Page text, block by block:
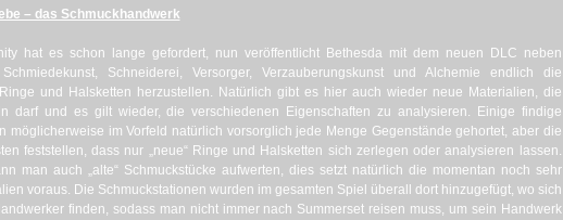
– das Schmuckhandwerk
hat es schon lange gefordert, nun veröffentlicht Bethesda mit dem neuen DLC neben
Schmiedekunst, Schneiderei, Versorger, Verzauberungskunst und Alchemie endlich die
und Halsketten herzustellen. Natürlich gibt es hier auch wieder neue Materialien, die
darf und es gilt wieder, die verschiedenen Eigenschaften zu analysieren. Einige findige
möglicherweise im Vorfeld natürlich vorsorglich jede Menge Gegenstände gehortet, aber die
feststellen, dass nur „neue“ Ringe und Halsketten sich zerlegen oder analysieren lassen.
man auch „alte“ Schmuckstücke aufwerten, dies setzt natürlich die momentan noch sehr
voraus. Die Schmuckstationen wurden im gesamten Spiel überall dort hinzugefügt, wo sich
finden, sodass man nicht immer nach Summerset reisen muss, um sein Handwerk